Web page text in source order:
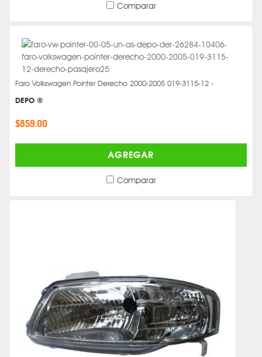
Comparar
Faro Volkswagen Pointer Derecho 2000-2005 019-3115-12 -
DEPO ®
$859.00
AGREGAR
Comparar